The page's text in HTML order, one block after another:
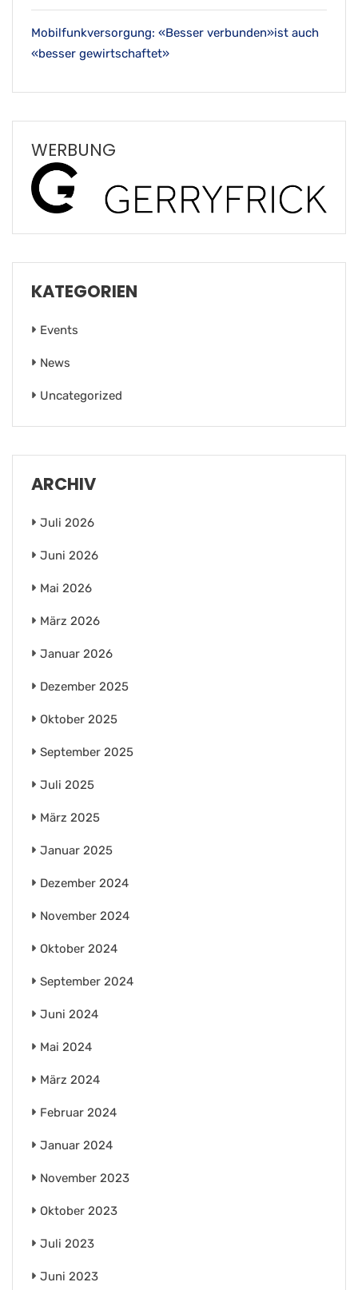
Mobilfunkversorgung: «Besser verbunden»ist auch
«besser gewirtschaftet»
WERBUNG
KATEGORIEN
Events
News
Uncategorized
ARCHIV
Juli 2026
Juni 2026
Mai 2026
März 2026
Januar 2026
Dezember 2025
Oktober 2025
September 2025
Juli 2025
März 2025
Januar 2025
Dezember 2024
November 2024
Oktober 2024
September 2024
Juni 2024
Mai 2024
März 2024
Februar 2024
Januar 2024
November 2023
Oktober 2023
Juli 2023
Juni 2023